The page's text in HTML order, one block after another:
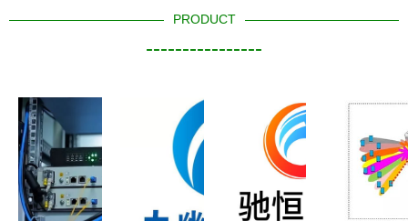
PRODUCT
----------------